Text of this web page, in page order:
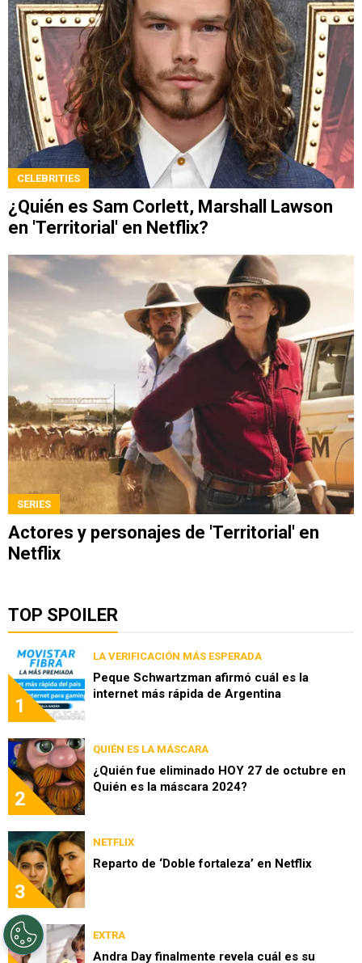
CELEBRITIES
¿Quién es Sam Corlett, Marshall Lawson
en 'Territorial' en Netflix?
SERIES
Actores y personajes de 'Territorial' en
Netflix
TOP SPOILER
1
LA VERIFICACIÓN MÁS ESPERADA
Peque Schwartzman afirmó cuál es la
internet más rápida de Argentina
2
QUIÉN ES LA MÁSCARA
¿Quién fue eliminado HOY 27 de octubre en
Quién es la máscara 2024?
3
NETFLIX
Reparto de ‘Doble fortaleza’ en Netflix
EXTRA
Andra Day finalmente revela cuál es su